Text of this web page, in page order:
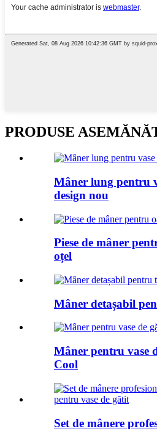
PRODUSE
Mâner lung pentru
design nou
Piese de mâner
oțel
Mâner detașabil
Mâner pentru vase
Cool
Set de mânere